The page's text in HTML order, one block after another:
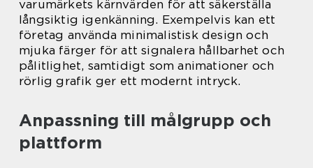
varumärkets kärnvärden för att säkerställa
långsiktig igenkänning. Exempelvis kan ett
företag använda minimalistisk design och
mjuka färger för att signalera hållbarhet och
pålitlighet, samtidigt som animationer och
rörlig grafik ger ett modernt intryck.
Anpassning till målgrupp och
plattform